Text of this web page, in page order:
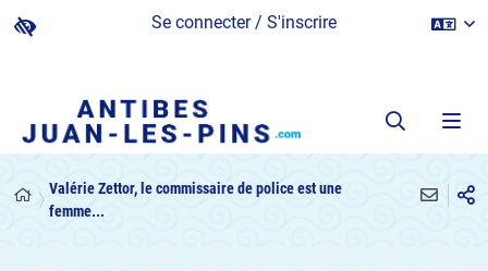
Se connecter / S'inscrire
Valérie Zettor, le commissaire de police est une
femme...